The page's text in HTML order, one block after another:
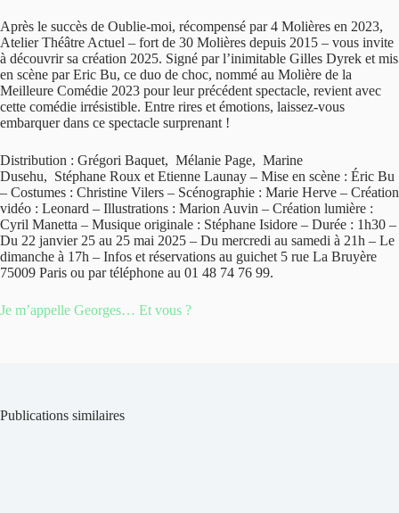
Après le succès de Oublie-moi, récompensé par 4 Molières en 2023,
Atelier Théâtre Actuel – fort de 30 Molières depuis 2015 – vous invite
à découvrir sa création 2025. Signé par l’inimitable Gilles Dyrek et mis
en scène par Eric Bu, ce duo de choc, nommé au Molière de la
Meilleure Comédie 2023 pour leur précédent spectacle, revient avec
cette comédie irrésistible. Entre rires et émotions, laissez-vous
embarquer dans ce spectacle surprenant !
Distribution : Grégori Baquet, Mélanie Page, Marine
Dusehu, Stéphane Roux et Etienne Launay – Mise en scène : Éric Bu
– Costumes : Christine Vilers – Scénographie : Marie Herve – Création
vidéo : Leonard – Illustrations : Marion Auvin – Création lumière :
Cyril Manetta – Musique originale : Stéphane Isidore – Durée : 1h30 –
Du 22 janvier 25 au 25 mai 2025 – Du mercredi au samedi à 21h – Le
dimanche à 17h – Infos et réservations au guichet 5 rue La Bruyère
75009 Paris ou par téléphone au 01 48 74 76 99.
Je m’appelle Georges… Et vous ?
Publications similaires